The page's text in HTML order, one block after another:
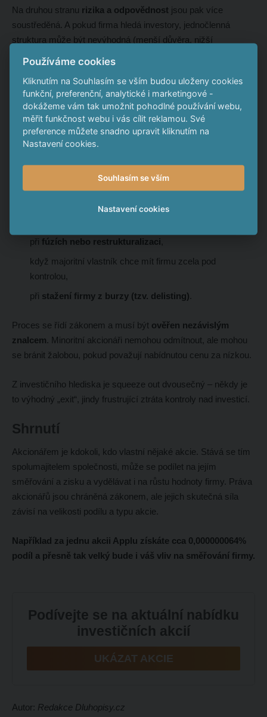
Na druhou stranu rizika a odpovědnost jsou pak více
soustředěná. A pokud firma hledá investory, jednočlenná
struktura může být nevýhodná (menší důvěra, nižší
Efekt vytěsnění akcionáře („squeeze
out“)
Squeeze out je právní mechanismus, který
umožňuje
většinovému akcionáři (s více než 90 % podílem)
za „přiměřenou“ cenu (musí být obhajitelná znaleckým
posudkem a schválená valnou hromadou).
Squeeze out se používá například:
při fúzích nebo restrukturalizaci
když majoritní vlastník chce mít firmu zcela pod
kontrolou,
při stažení firmy z burzy (tzv. delisting).
Proces se řídí zákonem a musí být ověřen nezávislým
znalcem. Minoritní akcionáři nemohou odmítnout, ale mohou
se bránit žalobou, pokud považují nabídnutou cenu za nízkou.
Z investičního hlediska je squeeze out dvousečný – někdy je
to výhodný „exit“, jindy frustrující ztráta kontroly nad investicí.
Shrnutí
Akcionářem je kdokoli, kdo vlastní nějaké akcie. Stává se tím
spolumajitelem společnosti, může se podílet na jejím
směřování a zisku a vydělávat i na růstu hodnoty firmy. Práva
akcionářů jsou chráněná zákonem, ale jejich skutečná síla
závisí na velikosti podílu a typu akcie.
Například za jednu akcii Applu získáte cca 0,000000064%
podíl a přesně tak velký bude i váš vliv na směřování firmy.
Podívejte se na aktuální nabídku
investičních akcií
UKÁZAT AKCIE
Autor: Redakce Dluhopisy.cz
Používáme cookies
Kliknutím na Souhlasím se vším budou uloženy cookies
funkční, preferenční, analytické i marketingové -
dokážeme vám tak umožnit pohodlné používání webu,
měřit funkčnost webu i vás cílit reklamou. Své
preference můžete snadno upravit kliknutím na
Nastavení cookies.
Souhlasím se vším
Nastavení cookies